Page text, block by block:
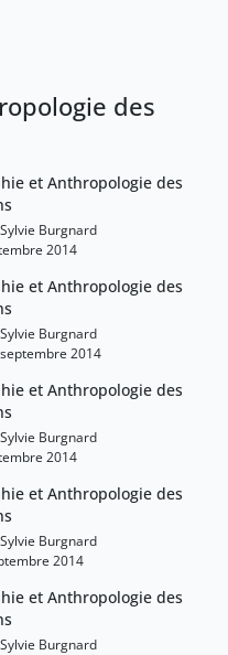
des
et Anthropologie des
Burgnard
2014
et Anthropologie des
Burgnard
2014
et Anthropologie des
Burgnard
2014
et Anthropologie des
Burgnard
2014
et Anthropologie des
Burgnard